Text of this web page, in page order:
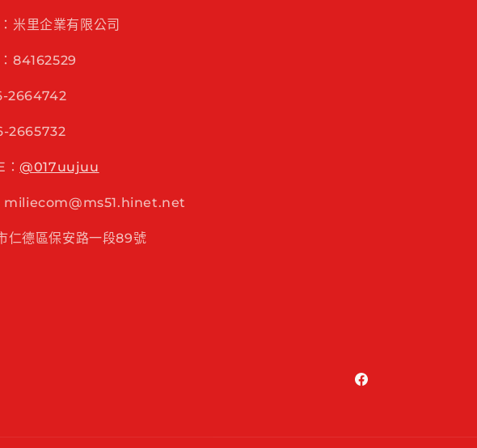
米里企業有限公司
84162529
2664742
2665732
：@017uujuu
miliecom@ms51.hinet.net
仁德區保安路一段89號
Facebook